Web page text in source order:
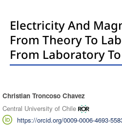
Electricity And
From Theory To
From Laboratory
Authors
Christian Troncoso Chavez
Central University of Chile
https://orcid.org/0009-0006-4693-